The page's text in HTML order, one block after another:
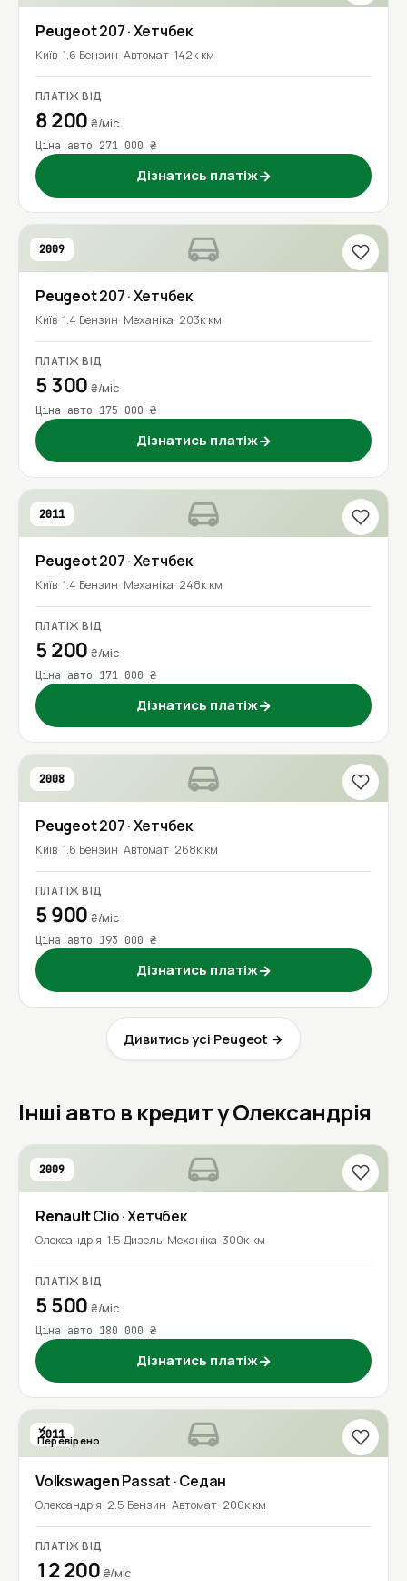
Peugeot207· Хетчбек
Київ 1.6 Бензин Автомат 142к км
ПЛАТІЖ ВІД
8 200₴/міс
Ціна авто 271 000 ₴
Дізнатись платіж→
2009
Peugeot207· Хетчбек
Київ 1.4 Бензин Механіка 203к км
ПЛАТІЖ ВІД
5 300₴/міс
Ціна авто 175 000 ₴
Дізнатись платіж→
2011
Peugeot207· Хетчбек
Київ 1.4 Бензин Механіка 248к км
ПЛАТІЖ ВІД
5 200₴/міс
Ціна авто 171 000 ₴
Дізнатись платіж→
2008
Peugeot207· Хетчбек
Київ 1.6 Бензин Автомат 268к км
ПЛАТІЖ ВІД
5 900₴/міс
Ціна авто 193 000 ₴
Дізнатись платіж→
Дивитись усі Peugeot →
Інші авто в кредит у Олександрія
2009
RenaultClio· Хетчбек
Олександрія 1.5 Дизель Механіка 300к км
ПЛАТІЖ ВІД
5 500₴/міс
Ціна авто 180 000 ₴
Дізнатись платіж→
2011
Перевірено
VolkswagenPassat · Седан
Олександрія 2.5 Бензин Автомат 200к км
ПЛАТІЖ ВІД
12 200 ₴/міс